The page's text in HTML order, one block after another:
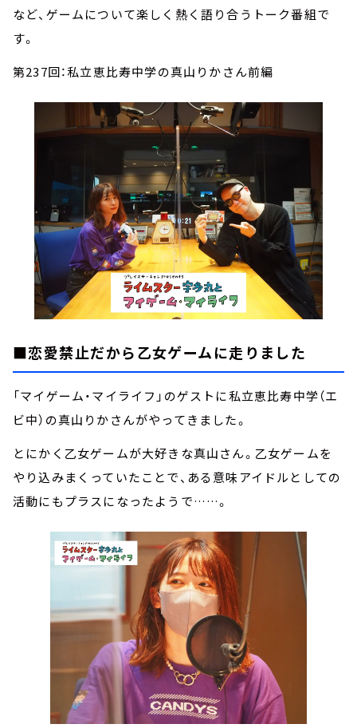
など、ゲームについて楽しく熱く語り合うトーク番組で
す。
第237回：私立恵比寿中学の真山りかさん前編
■恋愛禁止だから乙女ゲームに走りました
「マイゲーム・マイライフ」のゲストに私立恵比寿中学（エ
ビ中）の真山りかさんがやってきました。
とにかく乙女ゲームが大好きな真山さん。乙女ゲームを
やり込みまくっていたことで、ある意味アイドルとしての
活動にもプラスになったようで……。